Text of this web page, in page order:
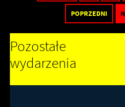
POPRZEDNI
Pozostałe
wydarzenia